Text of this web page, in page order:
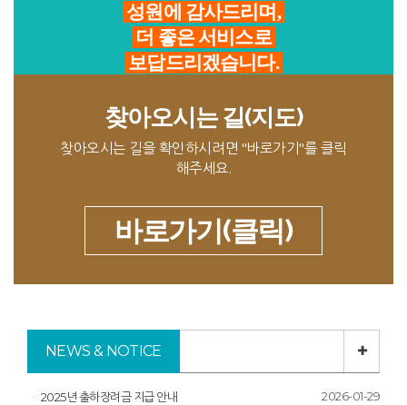
성원에 감사드리며,
더 좋은 서비스로
보답드리겠습니다.
찾아오시는 길(지도)
찾아오시는 길을 확인하시려면 "바로가기"를 클릭
해주세요.
바로가기(클릭)
NEWS & NOTICE
2025년 출하장려금 지급 안내
2026-01-29